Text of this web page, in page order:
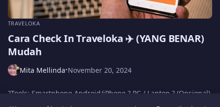
TRAVELOKA
Cara Check In Traveloka ✈️ (YANG BENAR)
Mudah
Mita Mellinda•November 20, 2024
?️Tools: Smartphone Android/iPhone ? PC / Laptop ? (Opsional)
Koneksi Internet ? Aplikasi Traveloka ? Kopi ☕️ ?Langkah-